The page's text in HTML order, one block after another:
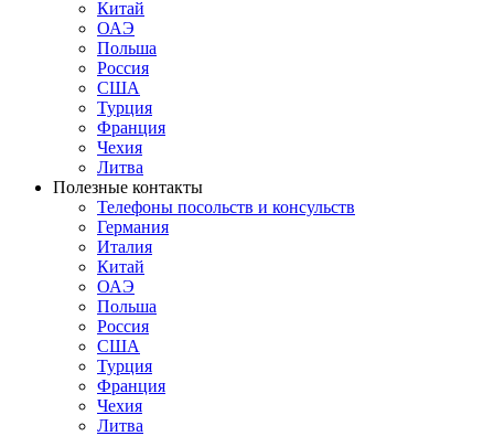
Китай
ОАЭ
Польша
Россия
США
Турция
Франция
Чехия
Литва
Полезные контакты
Телефоны посольств и консульств
Германия
Италия
Китай
ОАЭ
Польша
Россия
США
Турция
Франция
Чехия
Литва